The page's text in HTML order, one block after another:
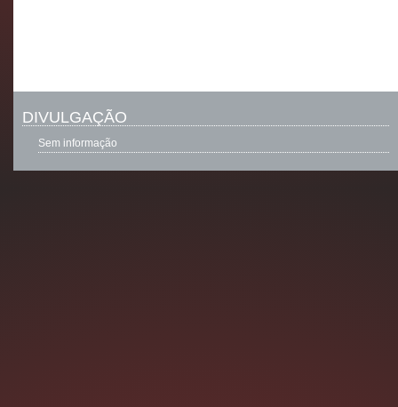
DIVULGAÇÃO
Sem informação